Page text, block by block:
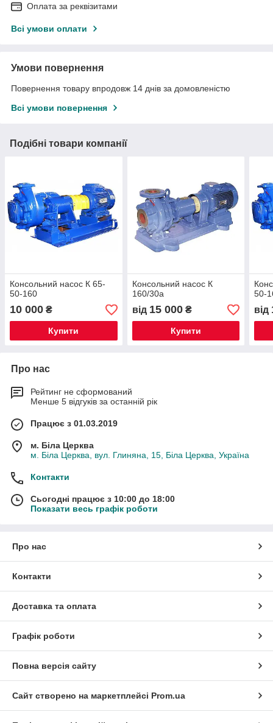
Оплата за реквізитами
Всі умови оплати
Умови повернення
Повернення товару впродовж 14 днів за домовленістю
Всі умови повернення
Подібні товари компанії
Консольний насос К 65-
50-160
10 000 ₴
Купити
Консольний насос К
160/30а
від 15 000₴
Купити
50-
від
Про нас
Рейтинг не сформований
Менше 5 відгуків за останній рік
Працює з 01.03.2019
м. Біла Церква
м. Біла Церква, вул. Глиняна, 15, Біла Церква, Україна
Контакти
Сьогодні працює з 10:00 до 18:00
Показати весь графік роботи
Про нас
Контакти
Доставка та оплата
Графік роботи
Повна версія сайту
Сайт створено на маркетплейсі Prom.ua